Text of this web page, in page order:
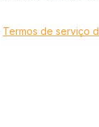
Termos de serviço